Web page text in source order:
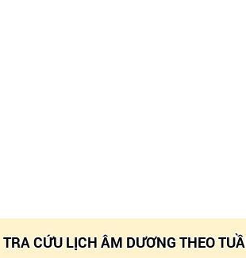
TRA CỨU LỊCH ÂM DƯƠNG THEO